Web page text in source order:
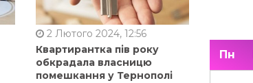
2 Лютого 2024, 12:56
Квартирантка пів року
обкрадала власницю
помешкання у Тернополі
Пн